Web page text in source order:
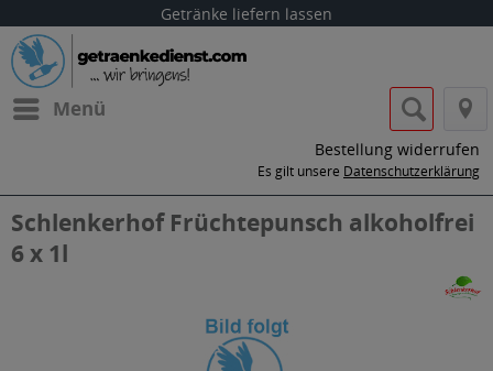
Getränke liefern lassen
Menü
Bestellung widerrufen
Es gilt unsere Datenschutzerklärung
Schlenkerhof Früchtepunsch alkoholfrei
6 x 1l